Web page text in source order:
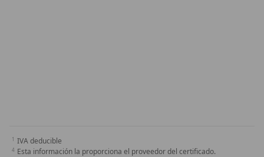
IVA deducible
Esta información la proporciona el proveedor del certificado.